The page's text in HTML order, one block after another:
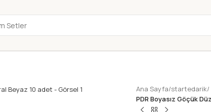
Ana Sayfa/startedarik/
PDR Boyasız Göçük